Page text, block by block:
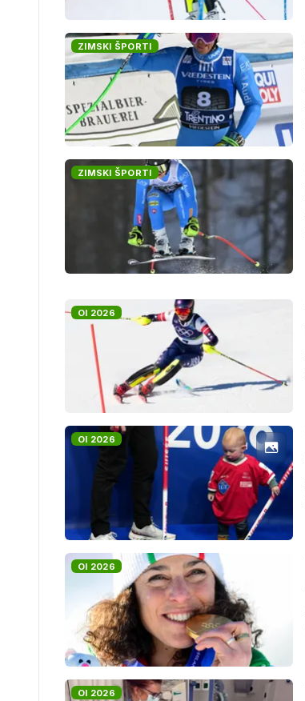
ZIMSKI ŠPORTI
ZIMSKI ŠPORTI
OI 2026
OI 2026
OI 2026
OI 2026